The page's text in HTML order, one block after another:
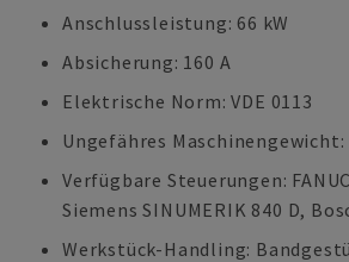
Anschlussleistung: 66 kW
Absicherung: 160 A
Elektrische Norm: VDE 0113
Ungefähres Maschinengewicht:
Verfügbare Steuerungen:
Siemens SINUMERIK 840 D,
Werkstück-Handling: